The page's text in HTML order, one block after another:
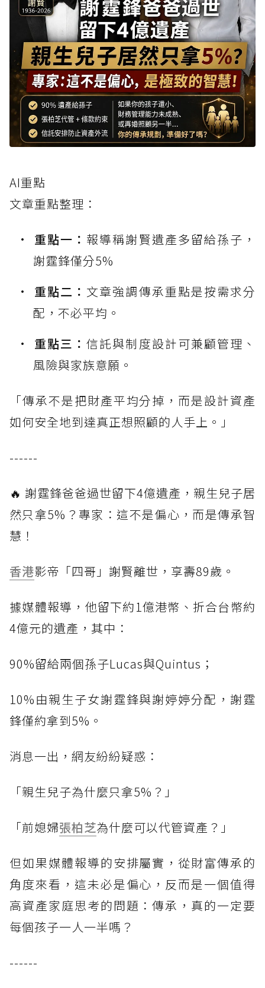
AI重點
文章重點整理：
重點一： 報導稱謝賢遺產多留給孫子，
謝霆鋒僅分5%
重點二： 文章強調傳承重點是按需求分
配，不必平均。
重點三：信託與制度設計可兼顧管理、
風險與家族意願。
「傳承不是把財產平均分掉，而是設計資產
如何安全地到達真正想照顧的人手上。」
------
🔥 謝霆鋒爸爸過世留下4億遺產，親生兒子居
然只拿5%？專家：這不是偏心，而是傳承智
慧！
香港影帝「四哥」謝賢離世，享壽89歲。
據媒體報導，他留下約1億港幣、折合台幣約
4億元的遺產，其中：
90%留給兩個孫子Lucas與Quintus；
10%由親生子女謝霆鋒與謝婷婷分配，謝霆
鋒僅約拿到5%。
消息一出，網友紛紛疑惑：
「親生兒子為什麼只拿5%？」
「前媳婦張柏芝為什麼可以代管資產？」
但如果媒體報導的安排屬實，從財富傳承的
角度來看，這未必是偏心，反而是一個值得
高資產家庭思考的問題：傳承，真的一定要
每個孩子一人一半嗎？
------